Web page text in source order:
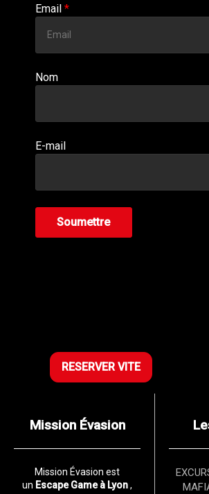
Email *
Nom
E-mail
RESERVER VITE
Mission Évasion
Mission Évasion est
un Escape Game à Lyon,